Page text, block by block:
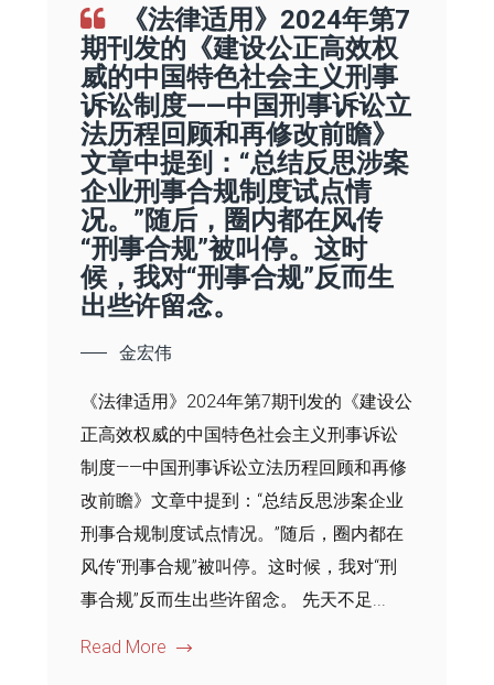
《法律适用》2024年第7
期刊发的《建设公正高效权
威的中国特色社会主义刑事
诉讼制度——中国刑事诉讼立
法历程回顾和再修改前瞻》
文章中提到：“总结反思涉案
企业刑事合规制度试点情
况。”随后，圈内都在风传
“刑事合规”被叫停。这时
候，我对“刑事合规”反而生
出些许留念。
金宏伟
《法律适用》2024年第7期刊发的《建设公
正高效权威的中国特色社会主义刑事诉讼
制度——中国刑事诉讼立法历程回顾和再修
改前瞻》文章中提到：“总结反思涉案企业
刑事合规制度试点情况。”随后，圈内都在
风传“刑事合规”被叫停。这时候，我对“刑
事合规”反而生出些许留念。 先天不足...
Read More